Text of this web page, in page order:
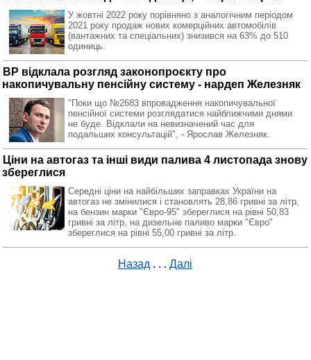
У жовтні 2022 року порівняно з аналогічним періодом
2021 року продаж нових комерційних автомобілів
(вантажних та спеціальних) знизився на 63% до 510
одиниць.
ВР відклала розгляд законопроєкту про
накопичувальну пенсійну систему - нардеп Железняк
"Поки що №2683 впровадження накопичувальної
пенсійної системи розглядатися найближчими днями
не буде. Відклали на невизначений час для
подальших консультацій", - Ярослав Железняк.
Ціни на автогаз та інші види палива 4 листопада знову
збереглися
Середні ціни на найбільших заправках України на
автогаз не змінилися і становлять 28,86 гривні за літр,
на бензин марки "Євро-95" збереглися на рівні 50,83
гривні за літр, на дизельне паливо марки "Євро"
збереглися на рівні 55,00 гривні за літр.
Назад . . . Далі